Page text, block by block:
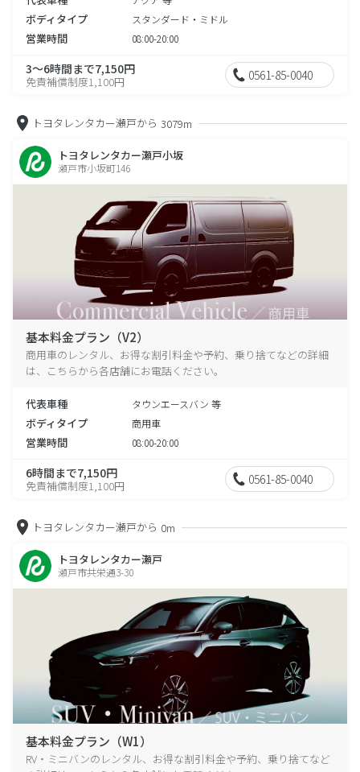
ボディタイプ スタンダード・ミドル
営業時間 08:00-20:00
3～6時間まで7,150円
免責補償制度1,100円 0561-85-0040
トヨタレンタカー瀬戸から 3079m
トヨタレンタカー瀬戸小坂
瀬戸市小坂町146
基本料金プラン（V2）
商用車のレンタル、お得な割引料金や予約、乗り捨てなどの詳細
は、こちらから各店舗にお電話ください。
代表車種 タウンエースバン 等
ボディタイプ 商用車
営業時間 08:00-20:00
6時間まで7,150円
免責補償制度1,100円 0561-85-0040
トヨタレンタカー瀬戸から 0m
トヨタレンタカー瀬戸
瀬戸市共栄通3-30
基本料金プラン（W1）
RV・ミニバンのレンタル、お得な割引料金や予約、乗り捨てなど